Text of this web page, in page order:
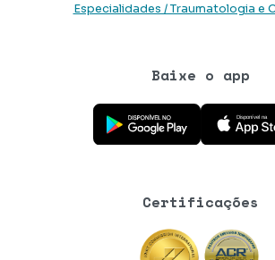
Especialidades / Traumatologia e
Baixe o app
Baixe o aplicativo na Google
Baixe o
Certificações